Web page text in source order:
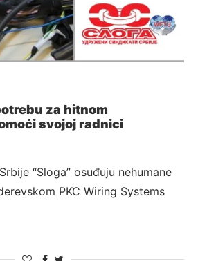
za hitnom
svojoj radnici
“Sloga” osuđuju nehumane
PKC Wiring Systems